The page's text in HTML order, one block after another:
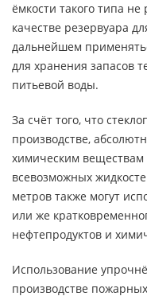
ёмкости такого типа
качестве резервуара
дальнейшем
для хранения запасов
питьевой воды.
За счёт того, что
производстве,
химическим веществам
всевозможных
метров также могут
или же
нефтепродуктов и
Использование
производстве